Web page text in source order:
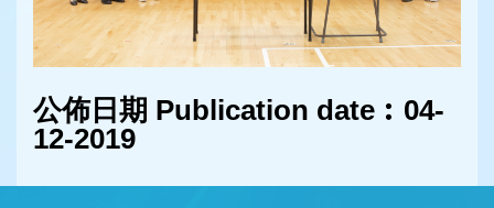
公佈日期 Publication date︰04-
12-2019